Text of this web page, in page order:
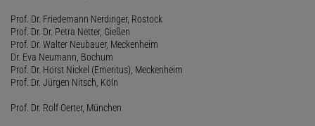
Prof. Dr. Friedemann Nerdinger, Rostock
Prof. Dr. Dr. Petra Netter, Gießen
Prof. Dr. Walter Neubauer, Meckenheim
Dr. Eva Neumann, Bochum
Prof. Dr. Horst Nickel (Emeritus), Meckenheim
Prof. Dr. Jürgen Nitsch, Köln
Prof. Dr. Rolf Oerter, München